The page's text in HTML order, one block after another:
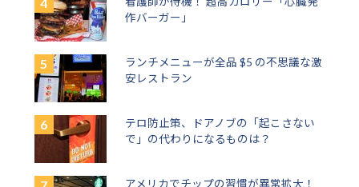
作バーガー」
ランチメニューが全品 $5 の不思議な激
安レストラン
テロ防止策、ドアノブの「起こさない
で」の代わりになるものは？
アメリカでチップの習慣が異常拡大！